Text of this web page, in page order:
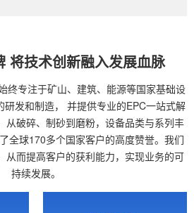
将技术创新融入发展血脉
终专注于矿山、建筑、能源等国家基础设
发和制造，
并提供专业的EPC一站式解
从破碎、制砂到磨粉，设备品类与系列丰
全球170多个国家客户的高度赞誉。我们
从而提高客户的获利能力，实现业务的可
持续发展。